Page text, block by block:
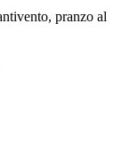
pranzo al